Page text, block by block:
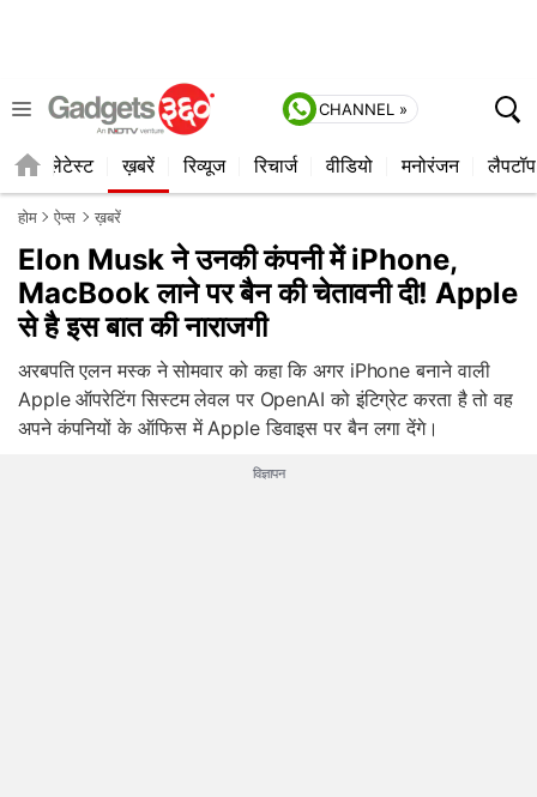
CHANNEL »
लेटेस्ट ख़बरें रिव्यूज रिचार्ज वीडियो मनोरंजन लैपटॉप
होम ऐप्स ख़बरें
Elon Musk ने उनकी कंपनी में iPhone,
MacBook लाने पर बैन की चेतावनी दी! Apple
से है इस बात की नाराजगी
अरबपति एलन मस्क ने सोमवार को कहा कि अगर iPhone बनाने वाली
Apple ऑपरेटिंग सिस्टम लेवल पर OpenAI को इंटिग्रेट करता है तो वह
अपने कंपनियों के ऑफिस में Apple डिवाइस पर बैन लगा देंगे।
विज्ञापन